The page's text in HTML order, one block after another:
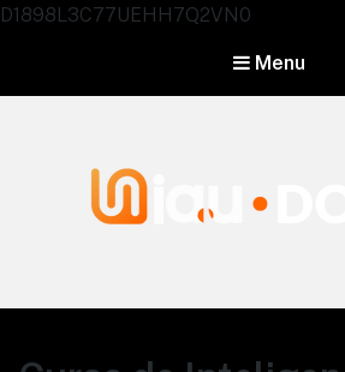
D1898L3C77UEHH7Q2VN0
Menu